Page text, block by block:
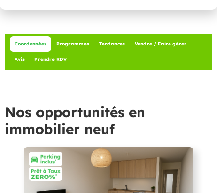
Coordonnées Programmes Tendances Vendre / Faire gérer
Avis Prendre RDV
Nos opportunités en
immobilier neuf